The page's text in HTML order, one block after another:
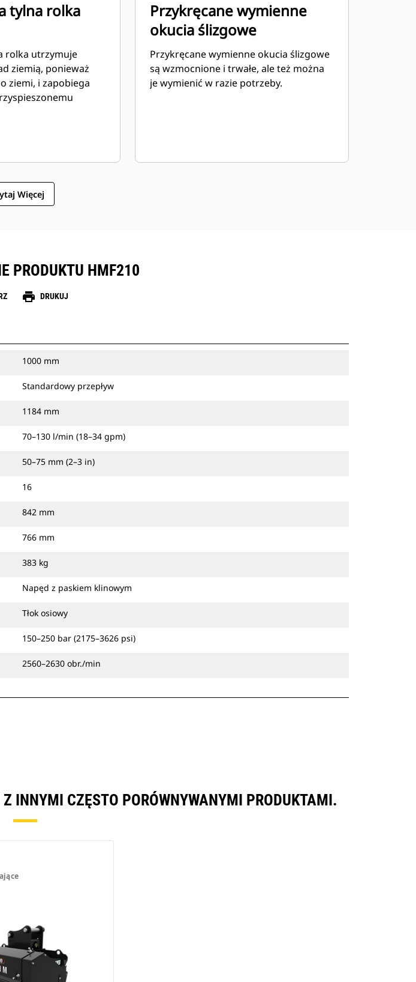
tylna rolka
rolka utrzymuje
ziemią, ponieważ
ziemi, i zapobiega
Przykręcane wymienne
okucia ślizgowe
Przykręcane wymienne okucia ślizgowe
są wzmocnione i trwałe, ale też można
je wymienić w razie potrzeby.
Więcej
PRODUKTU HMF210
print DRUKUJ
1000 mm
Standardowy przepływ
1184 mm
70–130 l/min (18–34 gpm)
50–75 mm (2–3 in)
16
842 mm
766 mm
383 kg
Napęd z paskiem klinowym
Tłok osiowy
150–250 bar (2175–3626 psi)
2560–2630 obr./min
INNYMI CZĘSTO PORÓWNYWANYMI PRODUKTAMI.